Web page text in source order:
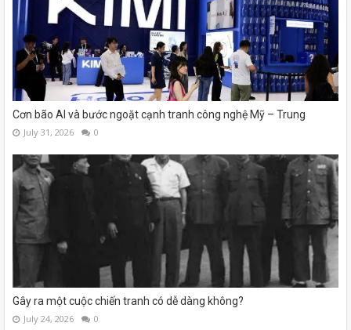
Cơn bão AI và bước ngoặt cạnh tranh công nghệ Mỹ – Trung
July 31, 2026 0
Gây ra một cuộc chiến tranh có dễ dàng không?
July 24, 2026 0